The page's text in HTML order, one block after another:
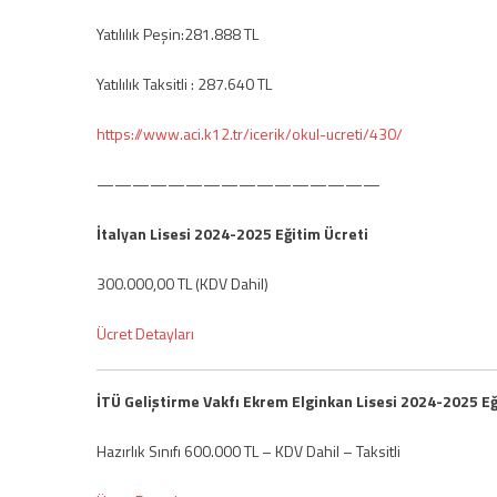
Yatılılık Peşin:281.888 TL
Yatılılık Taksitli : 287.640 TL
https://www.aci.k12.tr/icerik/okul-ucreti/430/
————————————————
İtalyan Lisesi 2024-2025 Eğitim Ücreti
300.000,00 TL (KDV Dahil)
Ücret Detayları
İTÜ Geliştirme Vakfı Ekrem Elginkan Lisesi 2024-2025
Hazırlık Sınıfı 600.000 TL – KDV Dahil – Taksitli